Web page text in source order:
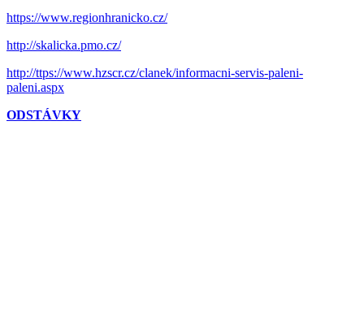
https://www.regionhranicko.cz/
http://skalicka.pmo.cz/
http://ttps://www.hzscr.cz/clanek/informacni-servis-paleni-
paleni.aspx
ODSTÁVKY